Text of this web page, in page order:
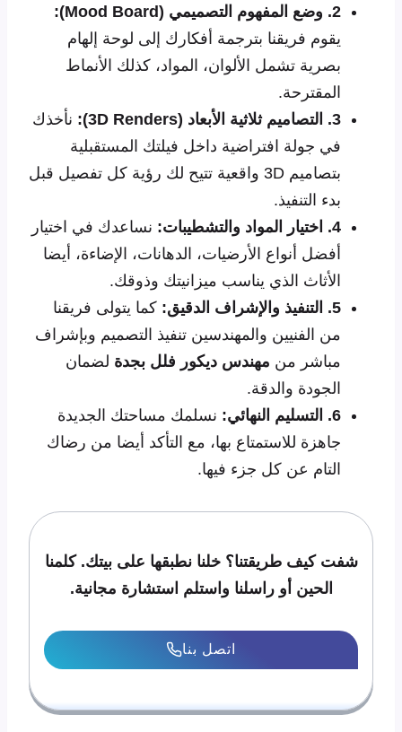
2. وضع المفهوم التصميمي (Mood Board):
يقوم فريقنا بترجمة أفكارك إلى لوحة إلهام
بصرية تشمل الألوان، المواد، كذلك الأنماط
المقترحة.
3. التصاميم ثلاثية الأبعاد (3D Renders):
نأخذك
في جولة افتراضية داخل فيلتك المستقبلية
بتصاميم 3D واقعية تتيح لك رؤية كل تفصيل قبل
بدء التنفيذ.
4. اختيار المواد والتشطيبات:
نساعدك في اختيار
أفضل أنواع الأرضيات، الدهانات، الإضاءة، أيضا
الأثاث الذي يناسب ميزانيتك وذوقك.
5. التنفيذ والإشراف الدقيق:
كما يتولى فريقنا
من الفنيين والمهندسين تنفيذ التصميم وبإشراف
مباشر من مهندس ديكور فلل بجدة لضمان
الجودة والدقة.
6. التسليم النهائي:
نسلمك مساحتك الجديدة
جاهزة للاستمتاع بها، مع التأكد أيضا من رضاك
التام عن كل جزء فيها.
شفت كيف طريقتنا؟ خلنا نطبقها على بيتك. كلمنا
الحين أو راسلنا واستلم استشارة مجانية.
اتصل بنا